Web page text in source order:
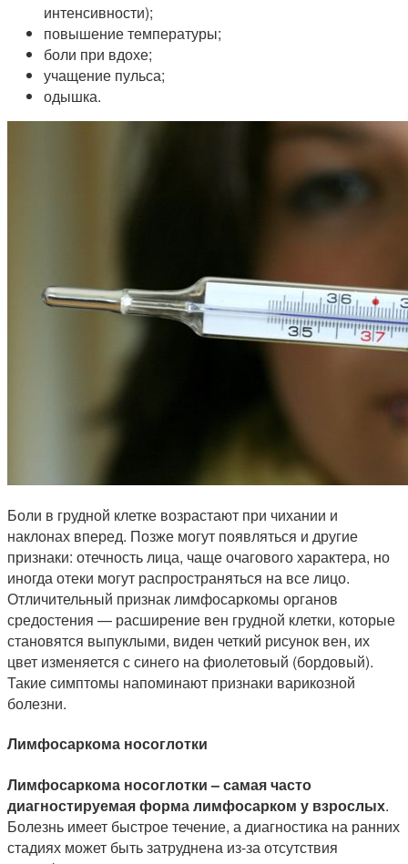
интенсивности);
повышение температуры;
боли при вдохе;
учащение пульса;
одышка.
Боли в грудной клетке возрастают при чихании и
наклонах вперед. Позже могут появляться и другие
признаки: отечность лица, чаще очагового характера, но
иногда отеки могут распространяться на все лицо.
Отличительный признак лимфосаркомы органов
средостения — расширение вен грудной клетки, которые
становятся выпуклыми, виден четкий рисунок вен, их
цвет изменяется с синего на фиолетовый (бордовый).
Такие симптомы напоминают признаки варикозной
болезни.
Лимфосаркома носоглотки
Лимфосаркома носоглотки – самая часто
диагностируемая форма лимфосарком у взрослых.
Болезнь имеет быстрое течение, а диагностика на ранних
стадиях может быть затруднена из-за отсутствия